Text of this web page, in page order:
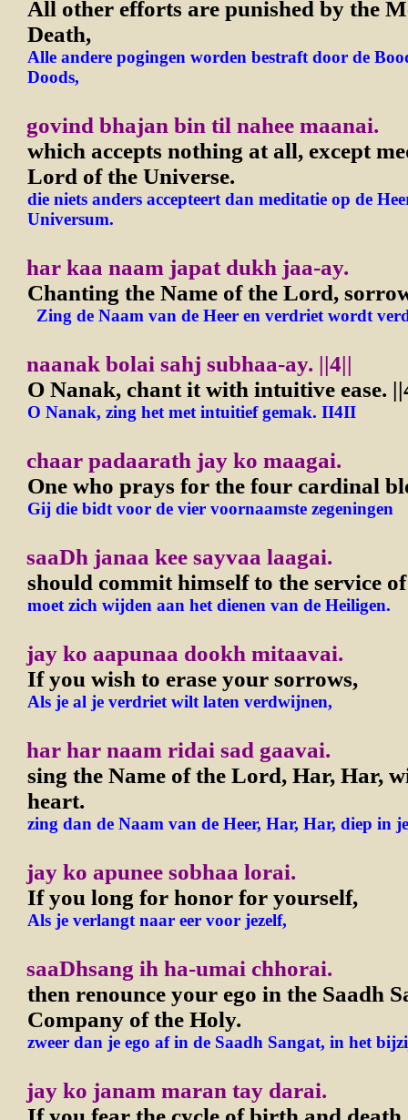
All other efforts are punished by the
Death,
Alle andere pogingen worden bestraft door de
Doods,
govind bhajan bin til nahee maanai.
which accepts nothing at all, except
Lord of the Universe.
die niets anders accepteert dan meditatie op de
Universum.
har kaa naam japat dukh jaa-ay.
Chanting the Name of the Lord,
Zing de Naam van de Heer en verdriet wordt
naanak bolai sahj subhaa-ay. ||4||
O Nanak, chant it with intuitive ease.
O Nanak, zing het met intuitief gemak. II4II
chaar padaarath jay ko maagai.
One who prays for the four cardinal
Gij die bidt voor de vier voornaamste zegeningen
saaDh janaa kee sayvaa laagai.
should commit himself to the service
moet zich wijden aan het dienen van de Heiligen.
jay ko aapunaa dookh mitaavai.
If you wish to erase your sorrows,
Als je al je verdriet wilt laten verdwijnen,
har har naam ridai sad gaavai.
sing the Name of the Lord, Har, Har,
heart.
zing dan de Naam van de Heer, Har, Har, diep in
jay ko apunee sobhaa lorai.
If you long for honor for yourself,
Als je verlangt naar eer voor jezelf,
saaDhsang ih ha-umai chhorai.
then renounce your ego in the Saadh
Company of the Holy.
zweer dan je ego af in de Saadh Sangat, in het
jay ko janam maran tay darai.